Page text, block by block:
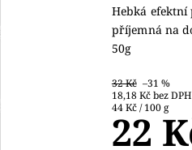
Hebká
příjemná na
50g
32 Kč –31 %
18,18 Kč bez DPH
44 Kč / 100 g
22